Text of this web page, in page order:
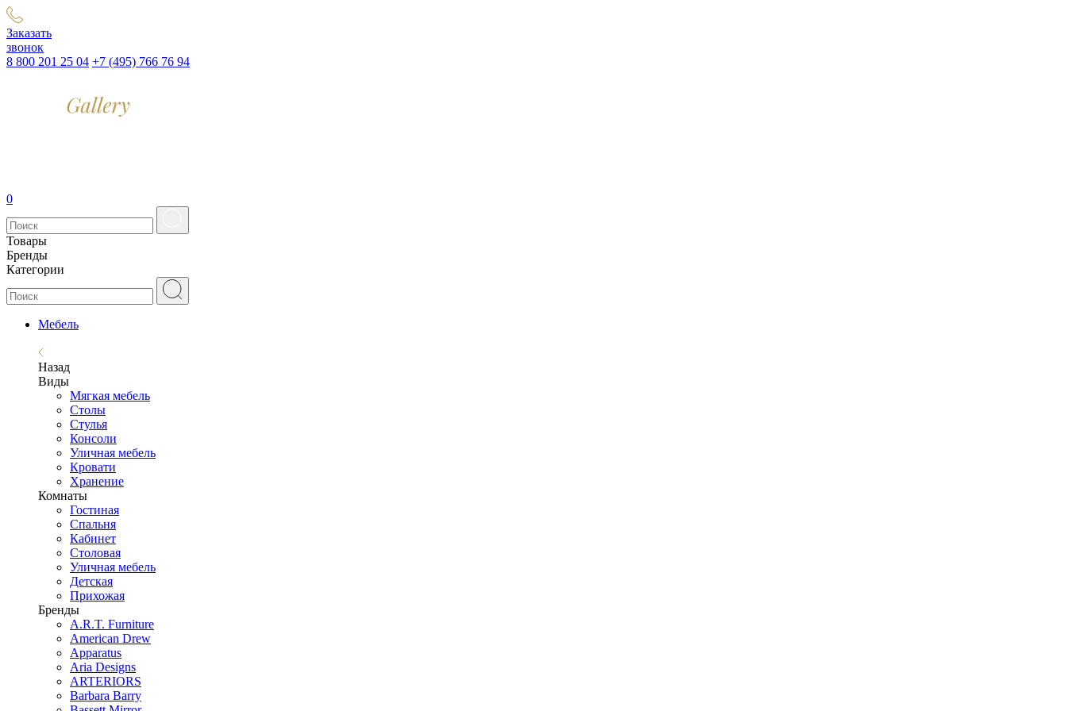
Заказать
звонок
8 800 201 25 04 +7 (495) 766 76 94
0
Товары
Бренды
Категории
Мебель
Назад
Виды
Мягкая мебель
Столы
Стулья
Консоли
Уличная мебель
Кровати
Хранение
Комнаты
Гостиная
Спальня
Кабинет
Столовая
Уличная мебель
Детская
Прихожая
Бренды
A.R.T. Furniture
American Drew
Apparatus
Aria Designs
ARTERIORS
Barbara Barry